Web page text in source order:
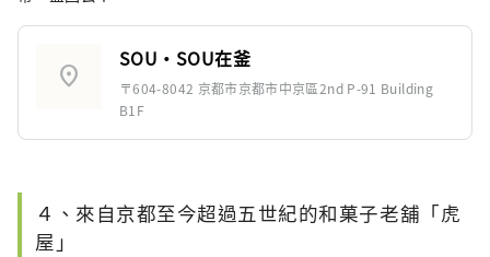
location_on
SOU・SOU在釜
〒604-8042 京都市京都市中京區2nd P-91 Building
B1F
４、來自京都至今超過五世紀的和菓子老舖「虎
屋」